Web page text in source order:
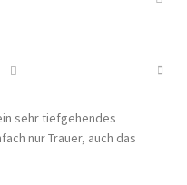
sehr tiefgehendes
nur Trauer, auch das